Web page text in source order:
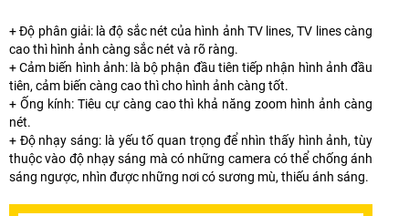
+ Độ phân giải: là độ sắc nét của hình ảnh TV lines, TV lines càng
cao thì hình ảnh càng sắc nét và rõ ràng.
+ Cảm biến hình ảnh: là bộ phận đầu tiên tiếp nhận hình ảnh đầu
tiên, cảm biến càng cao thì cho hình ảnh càng tốt.
+ Ống kính: Tiêu cự càng cao thì khả năng zoom hình ảnh càng
nét.
+ Độ nhạy sáng: là yếu tố quan trọng để nhìn thấy hình ảnh, tùy
thuộc vào độ nhạy sáng mà có những camera có thể chống ánh
sáng ngược, nhìn được những nơi có sương mù, thiếu ánh sáng.